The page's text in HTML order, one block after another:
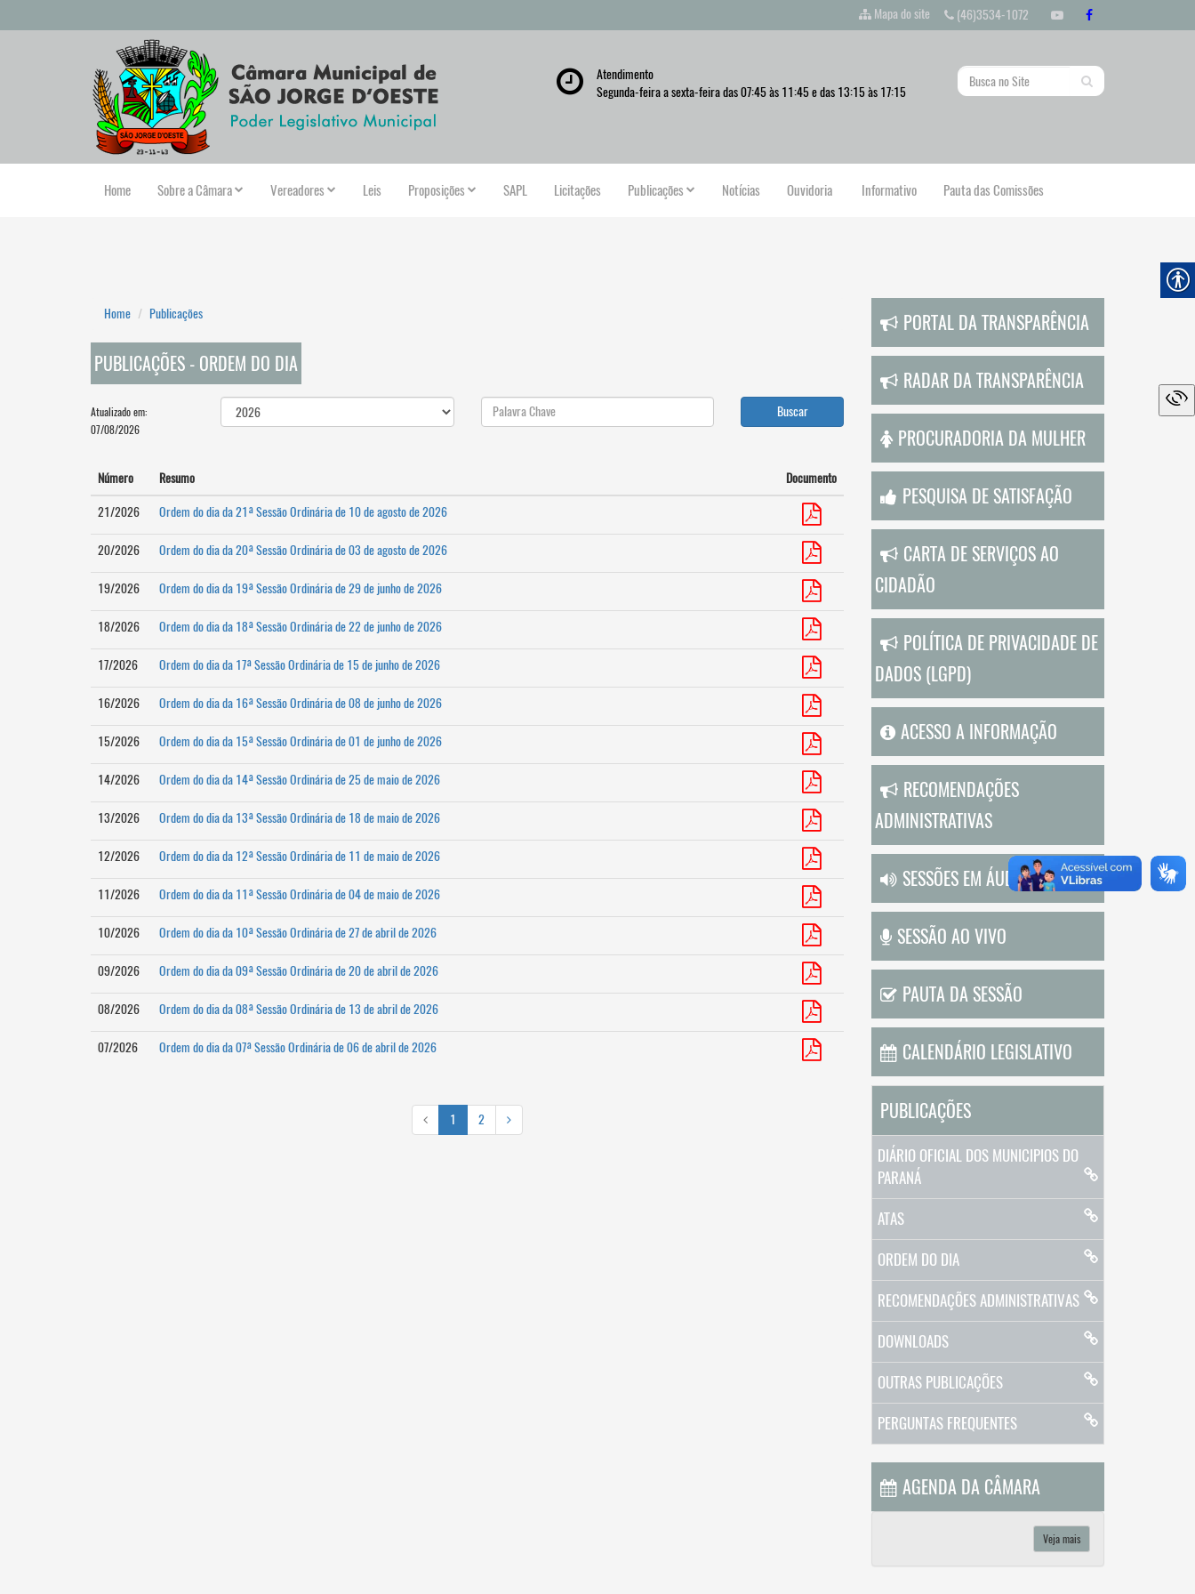
Mapa do site (46)3534-1072
Atendimento
Segunda-feira a sexta-feira das 07:45 às 11:45 e das 13:15 às 17:15
Home Sobre a Câmara Vereadores Leis Proposições SAPL Licitações Publicações Notícias Ouvidoria Informativo Pauta das Comissões
Home Publicações
PUBLICAÇÕES - ORDEM DO DIA
Atualizado em:
07/08/2026
Buscar
Número Resumo
Documento
21/2026
Ordem do dia da 21ª Sessão Ordinária de 10 de agosto de 2026
20/2026 Ordem do dia da 20ª Sessão Ordinária de 03 de agosto de 2026
19/2026 Ordem do dia da 19ª Sessão Ordinária de 29 de junho de 2026
18/2026 Ordem do dia da 18ª Sessão Ordinária de 22 de junho de 2026
17/2026 Ordem do dia da 17ª Sessão Ordinária de 15 de junho de 2026
16/2026 Ordem do dia da 16ª Sessão Ordinária de 08 de junho de 2026
15/2026 Ordem do dia da 15ª Sessão Ordinária de 01 de junho de 2026
14/2026 Ordem do dia da 14ª Sessão Ordinária de 25 de maio de 2026
13/2026 Ordem do dia da 13ª Sessão Ordinária de 18 de maio de 2026
12/2026 Ordem do dia da 12ª Sessão Ordinária de 11 de maio de 2026
11/2026 Ordem do dia da 11ª Sessão Ordinária de 04 de maio de 2026
10/2026 Ordem do dia da 10ª Sessão Ordinária de 27 de abril de 2026
09/2026 Ordem do dia da 09ª Sessão Ordinária de 20 de abril de 2026
08/2026 Ordem do dia da 08ª Sessão Ordinária de 13 de abril de 2026
07/2026 Ordem do dia da 07ª Sessão Ordinária de 06 de abril de 2026
1 2
PORTAL DA TRANSPARÊNCIA
RADAR DA TRANSPARÊNCIA
PROCURADORIA DA MULHER
PESQUISA DE SATISFAÇÃO
CARTA DE SERVIÇOS AO
CIDADÃO
POLÍTICA DE PRIVACIDADE DE
DADOS (LGPD)
ACESSO A INFORMAÇÃO
RECOMENDAÇÕES
ADMINISTRATIVAS
SESSÕES EM ÁUDIO
SESSÃO AO VIVO
PAUTA DA SESSÃO
CALENDÁRIO LEGISLATIVO
PUBLICAÇÕES
DIÁRIO OFICIAL DOS MUNICIPIOS DO
PARANÁ
ATAS
ORDEM DO DIA
RECOMENDAÇÕES ADMINISTRATIVAS
DOWNLOADS
OUTRAS PUBLICAÇÕES
PERGUNTAS FREQUENTES
AGENDA DA CÂMARA
Veja mais